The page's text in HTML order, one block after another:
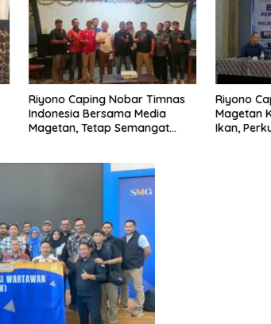
Riyono Caping Nobar Timnas
Indonesia Bersama Media
Magetan, Tetap Semangat
Riyono
Magetan
Ikan,